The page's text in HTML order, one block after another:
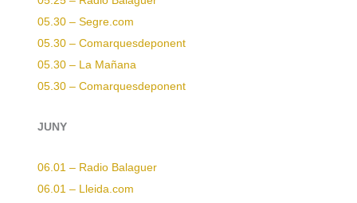
05.30 – Segre.com
05.30 – Comarquesdeponent
05.30 – La Mañana
05.30 – Comarquesdeponent
JUNY
06.01 – Radio Balaguer
06.01 – Lleida.com